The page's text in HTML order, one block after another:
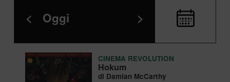
< Oggi >
CINEMA REVOLUTION
Hokum
di Damian McCarthy